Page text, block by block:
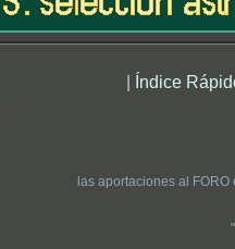
| Índice
las aportaciones al